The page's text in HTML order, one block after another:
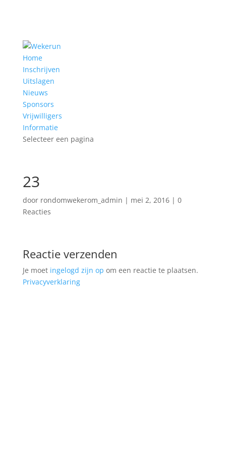
Home
Inschrijven
Uitslagen
Nieuws
Sponsors
Vrijwilligers
Informatie
Selecteer een pagina
23
door rondomwekerom_admin | mei 2, 2016| 0
Reacties
Reactie verzenden
Je moet ingelogd zijn op om een reactie te plaatsen.
Privacyverklaring